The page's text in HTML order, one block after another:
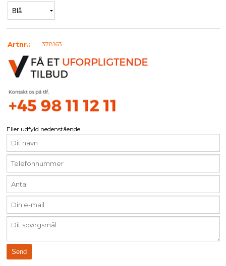
Artnr.: 378163
Eller udfyld nedenstående